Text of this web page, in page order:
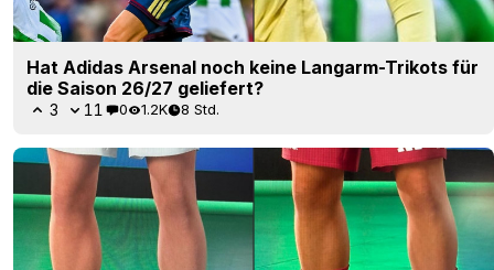
Hat Adidas Arsenal noch keine Langarm-Trikots für
die Saison 26/27 geliefert?
3 11 0 1.2K 8 Std.